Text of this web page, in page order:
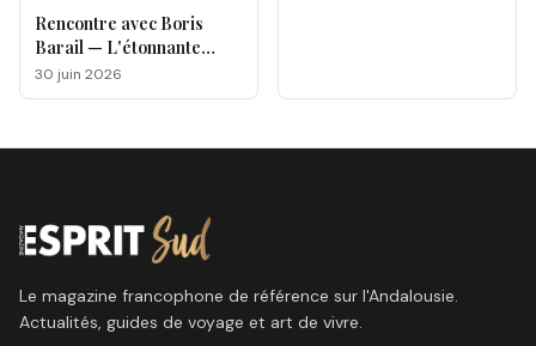
Rencontre avec Boris
Barail — L'étonnante
odyssée d'un électron
voyageur
30 juin 2026
Le magazine francophone de référence sur l'Andalousie.
Actualités, guides de voyage et art de vivre.